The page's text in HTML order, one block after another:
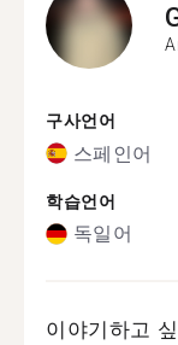
구사언어
스페인어
학습언어
독일어
이야기하고